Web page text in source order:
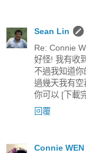
Sean Lin
Re: Connie
好怪! 我有收
不過我知道
過幾天我有空
你可以 [下載
回覆
Connie WEN